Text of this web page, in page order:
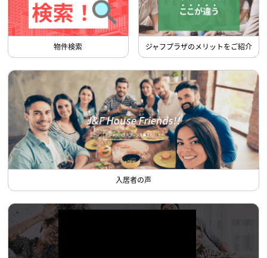
物件検索 ジャフプラザのメリットをご紹介
入居者の声